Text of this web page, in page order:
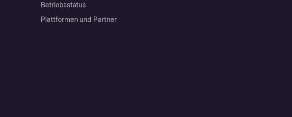
Betriebsstatus
Plattformen und Partner